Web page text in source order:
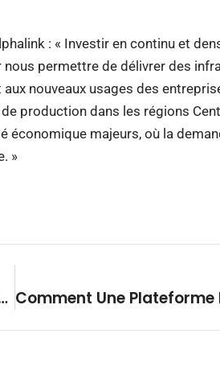
: « Investir en continu et
permettre de délivrer des
nouveaux usages des
production dans les régions
majeurs, où la
»
Thomas Tranier Comme CSO